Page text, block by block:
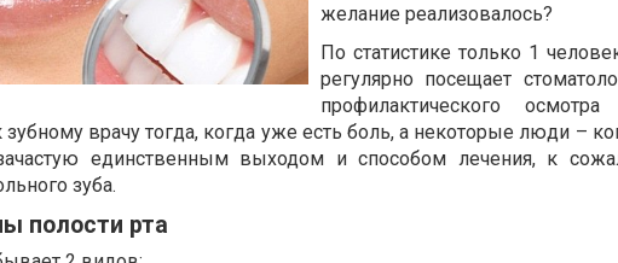
желание реализовалось?
По статистике только 1
регулярно посещает
профилактического осмотра
врачу тогда, когда уже есть боль, а некоторые люди –
единственным выходом и способом лечения, к
зуба.
полости рта